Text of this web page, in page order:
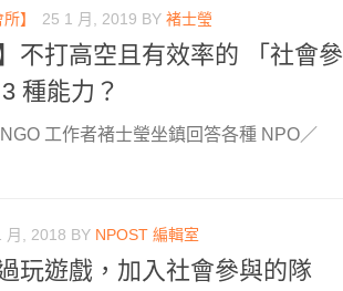
】 25 1 月, 2019 BY 褚士瑩
不打高空且有效率的 「社會參
種能力？
工作者褚士瑩坐鎮回答各種 NPO／
月, 2018 BY NPOST 編輯室
玩遊戲，加入社會參與的隊